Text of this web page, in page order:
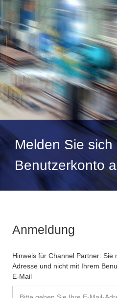
Melden Sie sich
Benutzerkonto
Anmeldung
Hinweis für Channel Partner: Sie
Adresse und nicht mit Ihrem
E-Mail